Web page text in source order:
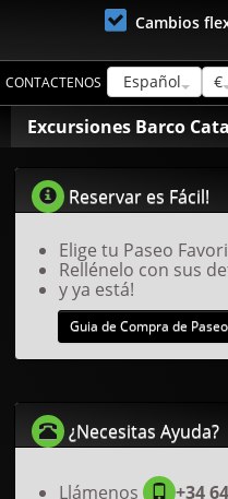
Cambios
CONTACTENOS Español €
Excursiones Barco
Reservar es Fácil!
Elige tu Paseo
Rellénelo con sus
y ya está!
Guia de Compra de
¿Necesitas Ayuda?
Llámenos
+34